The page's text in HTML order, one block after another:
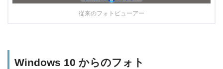
従来のフォトビューアー
Windows 10 からのフォト